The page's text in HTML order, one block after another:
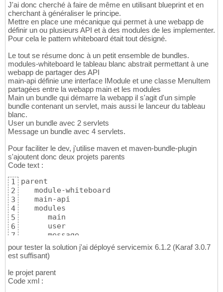
J'ai donc cherché à faire de même en utilisant blueprint et en
cherchant à généraliser le principe.
Mettre en place une mécanique qui permet à une webapp de
définir un ou plusieurs API et à des modules de les implementer.
Pour cela le pattern whiteboard était tout désigné.
Le tout se résume donc à un petit ensemble de bundles.
modules-whiteboard le tableau blanc abstrait permettant à une
webapp de partager des API
main-api définie une interface IModule et une classe MenuItem
partagées entre la webapp main et les modules
Main un bundle qui démarre la webapp il s'agit d'un simple
bundle contenant un servlet, mais aussi le lanceur du tableau
blanc.
User un bundle avec 2 servlets
Message un bundle avec 4 servlets.
Pour faciliter le dev, j'utilise maven et maven-bundle-plugin
s'ajoutent donc deux projets parents
Code text :
1
2
3
4
5
6
7
parent
   module-whiteboard
   main-api
   modules
      main
      user
      message
pour tester la solution j'ai déployé servicemix 6.1.2 (Karaf 3.0.7
est suffisant)
le projet parent
Code xml :